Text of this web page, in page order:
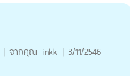
| จากคุณ inkk | 3/11/2546